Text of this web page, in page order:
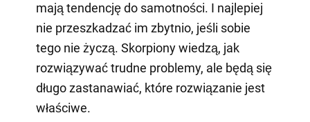
mają tendencję do samotności. I najlepiej
nie przeszkadzać im zbytnio, jeśli sobie
tego nie życzą. Skorpiony wiedzą, jak
rozwiązywać trudne problemy, ale będą się
długo zastanawiać, które rozwiązanie jest
właściwe.